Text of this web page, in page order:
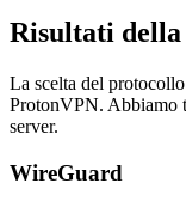
Risultati
La scelta del
ProtonVPN. Abbiamo
server.
WireGuard